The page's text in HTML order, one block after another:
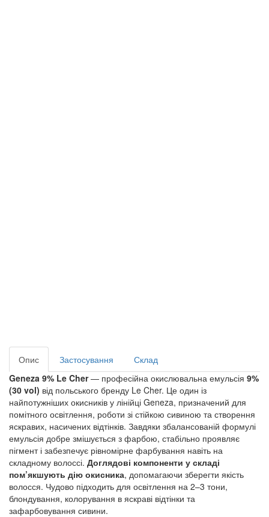
Опис Застосування
Склад
Geneza 9% Le Cher — професійна окислювальна емульсія 9%
(30 vol) від польського бренду Le Cher. Це один із
найпотужніших окисників у лінійці Geneza, призначений для
помітного освітлення, роботи зі стійкою сивиною та створення
яскравих, насичених відтінків. Завдяки збалансованій формулі
емульсія добре змішується з фарбою, стабільно проявляє
пігмент і забезпечує рівномірне фарбування навіть на
складному волоссі. Доглядові компоненти у складі
пом’якшують дію окисника, допомагаючи зберегти якість
волосся. Чудово підходить для освітлення на 2–3 тони,
блондування, колорування в яскраві відтінки та
зафарбовування сивини.